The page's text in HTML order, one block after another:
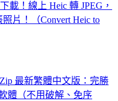
載！線上 Heic 轉 JPEG，
片！（Convert Heic to
最新繁體中文版：完勝
體（不用破解、免序